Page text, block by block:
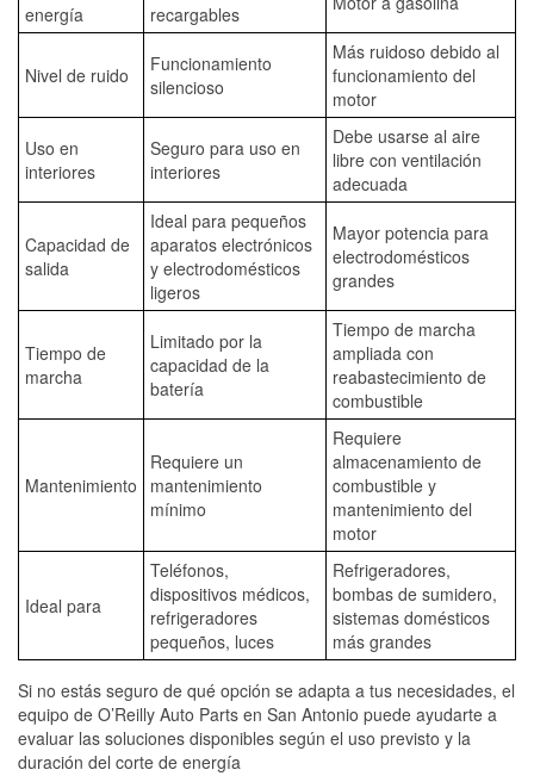
energía
recargables
Nivel de ruido
Funcionamiento
silencioso
Más ruidoso debido al
funcionamiento del
motor
Uso en
interiores
Seguro para uso en
interiores
Debe usarse al aire
libre con ventilación
adecuada
Capacidad de
salida
Ideal para pequeños
aparatos electrónicos
y electrodomésticos
ligeros
Mayor potencia para
electrodomésticos
grandes
Tiempo de
marcha
Limitado por la
capacidad de la
batería
Tiempo de marcha
ampliada con
reabastecimiento de
combustible
Mantenimiento
Requiere un
mantenimiento
mínimo
Requiere
almacenamiento de
combustible y
mantenimiento del
motor
Ideal para
Teléfonos,
dispositivos médicos,
refrigeradores
pequeños, luces
Refrigeradores,
bombas de sumidero,
sistemas domésticos
más grandes
Si no estás seguro de qué opción se adapta a tus necesidades, el
equipo de O’Reilly Auto Parts en San Antonio puede ayudarte a
evaluar las soluciones disponibles según el uso previsto y la
duración del corte de energía